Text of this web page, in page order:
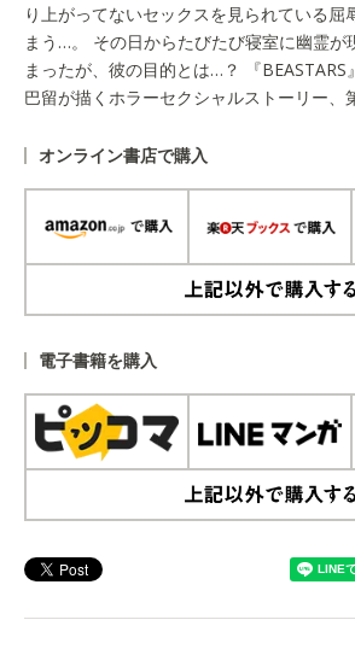
り上がってないセックスを見られている屈
まう…。 その日からたびたび寝室に幽霊が
まったが、彼の目的とは…？ 『BEASTARS
巴留が描くホラーセクシャルストーリー、
オンライン書店で購入
電子書籍を購入